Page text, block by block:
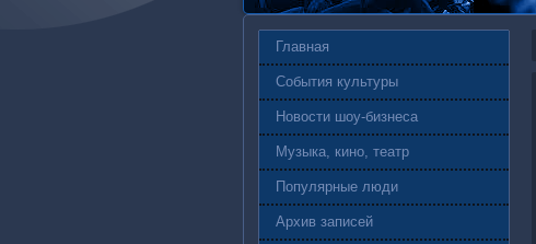
Главная
События культуры
Новости шоу-бизнеса
Музыка, кино, театр
Популярные люди
Архив записей